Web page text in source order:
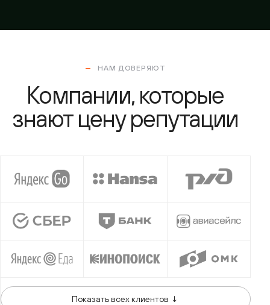
НАМ ДОВЕРЯЮТ
Компании, которые
знают цену репутации
Показать всех клиентов ↓